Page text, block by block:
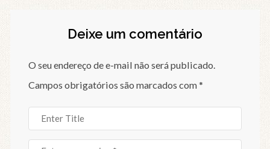
Deixe um comentário
O seu endereço de e-mail não será publicado.
Campos obrigatórios são marcados com*